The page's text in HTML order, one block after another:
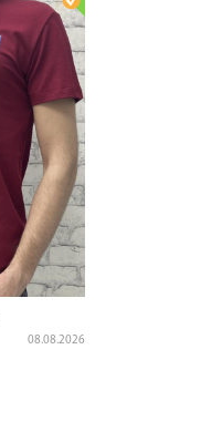
08.08.2026